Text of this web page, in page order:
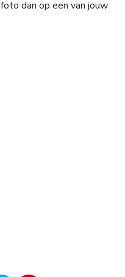
dan op een van jouw